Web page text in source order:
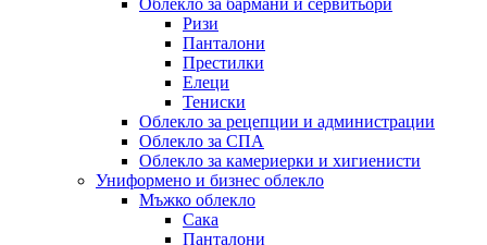
Ризи
Панталони
Престилки
Елеци
Тениски
Облекло за рецепции и администрации
Облекло за СПА
Облекло за камериерки и хигиенисти
Униформено и бизнес облекло
Мъжко облекло
Сака
Панталони